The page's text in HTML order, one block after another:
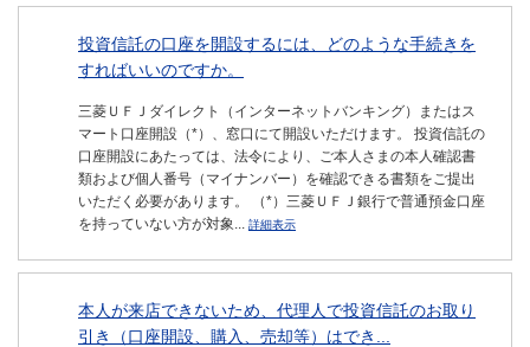
投資信託の口座を開設するには、どのような手続きを
すればいいのですか。
三菱ＵＦＪダイレクト（インターネットバンキング）またはス
マート口座開設（*）、窓口にて開設いただけます。 投資信託の
口座開設にあたっては、法令により、ご本人さまの本人確認書
類および個人番号（マイナンバー）を確認できる書類をご提出
いただく必要があります。 （*）三菱ＵＦＪ銀行で普通預金口座
を持っていない方が対象... 詳細表示
本人が来店できないため、代理人で投資信託のお取り
引き（口座開設、購入、売却等）はでき...